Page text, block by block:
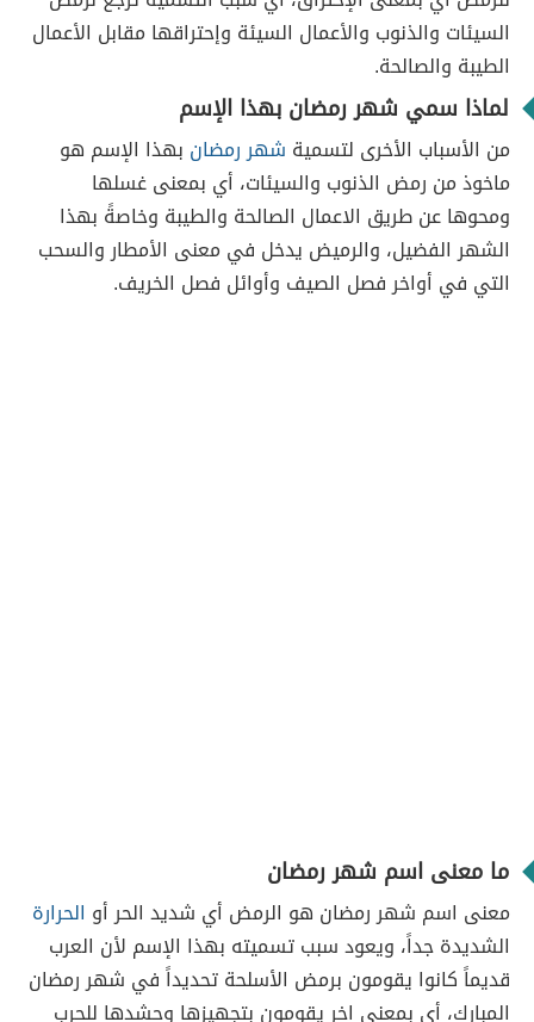
السيئات والذنوب والأعمال السيئة وإحتراقها مقابل الأعمال
الطيبة والصالحة.
لماذا سمي شهر رمضان بهذا الإسم
من الأسباب الأخرى لتسمية شهر رمضان بهذا الإسم هو
ماخوذ من رمض الذنوب والسيئات، أي بمعنى غسلها
ومحوها عن طريق الاعمال الصالحة والطيبة وخاصةً بهذا
الشهر الفضيل، والرميض يدخل في معنى الأمطار والسحب
التي في أواخر فصل الصيف وأوائل فصل الخريف.
ما معنى اسم شهر رمضان
معنى اسم شهر رمضان هو الرمض أي شديد الحر أو الحرارة
الشديدة جداً، ويعود سبب تسميته بهذا الإسم لأن العرب
قديماً كانوا يقومون برمض الأسلحة تحديداً في شهر رمضان
المبارك، أي بمعنى اخر يقومون بتجهيزها وحشدها للحرب